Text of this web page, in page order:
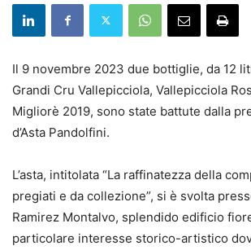
Il 9 novembre 2023 due bottiglie, da 12
Grandi Cru Vallepicciola, Vallepicciola
Migliorè 2019, sono state battute dalla
d’Asta Pandolfini.
L’asta, intitolata “La raffinatezza della
pregiati e da collezione”, si è svolta
Ramirez Montalvo, splendido edificio
particolare interesse storico-artistico